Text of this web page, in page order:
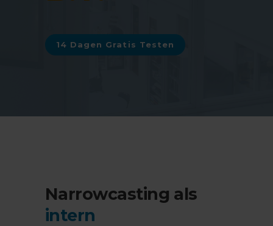
14 Dagen Gratis Testen
Narrowcasting als
intern